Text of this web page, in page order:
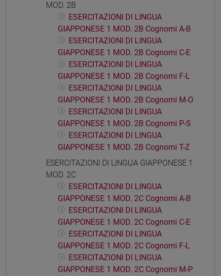
MOD. 2B
ESERCITAZIONI DI LINGUA
GIAPPONESE 1 MOD. 2B Cognomi A-B
ESERCITAZIONI DI LINGUA
GIAPPONESE 1 MOD. 2B Cognomi C-E
ESERCITAZIONI DI LINGUA
GIAPPONESE 1 MOD. 2B Cognomi F-L
ESERCITAZIONI DI LINGUA
GIAPPONESE 1 MOD. 2B Cognomi M-O
ESERCITAZIONI DI LINGUA
GIAPPONESE 1 MOD. 2B Cognomi P-S
ESERCITAZIONI DI LINGUA
GIAPPONESE 1 MOD. 2B Cognomi T-Z
ESERCITAZIONI DI LINGUA GIAPPONESE 1
MOD. 2C
ESERCITAZIONI DI LINGUA
GIAPPONESE 1 MOD. 2C Cognomi A-B
ESERCITAZIONI DI LINGUA
GIAPPONESE 1 MOD. 2C Cognomi C-E
ESERCITAZIONI DI LINGUA
GIAPPONESE 1 MOD. 2C Cognomi F-L
ESERCITAZIONI DI LINGUA
GIAPPONESE 1 MOD. 2C Cognomi M-P